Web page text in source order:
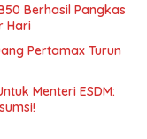
Berhasil Pangkas
Hari
Pertamax Turun
Menteri ESDM: